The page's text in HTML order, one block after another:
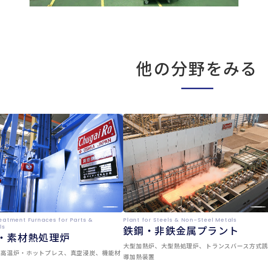
他の分野をみる
Furnaces for Parts &
素材熱処理炉
温炉・ホットプレス、真空浸炭、機能材
Plant for Steels & Non-Steel Metals
鉄鋼・非鉄金属プラント
大型加熱炉、大型熱処理炉、トランスバース方式誘
導加熱装置